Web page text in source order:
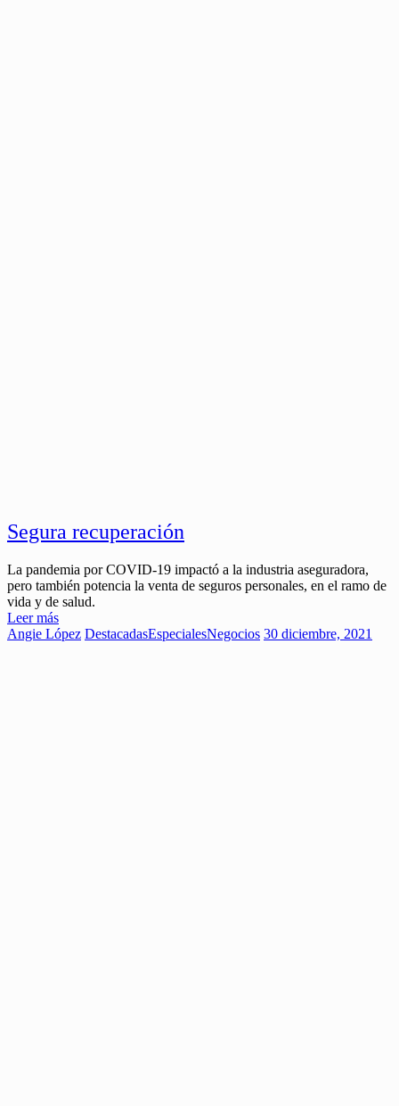
Segura recuperación
La pandemia por COVID-19 impactó a la industria aseguradora,
pero también potencia la venta de seguros personales, en el ramo de
vida y de salud.
Leer más
Angie López DestacadasEspecialesNegocios 30 diciembre, 2021